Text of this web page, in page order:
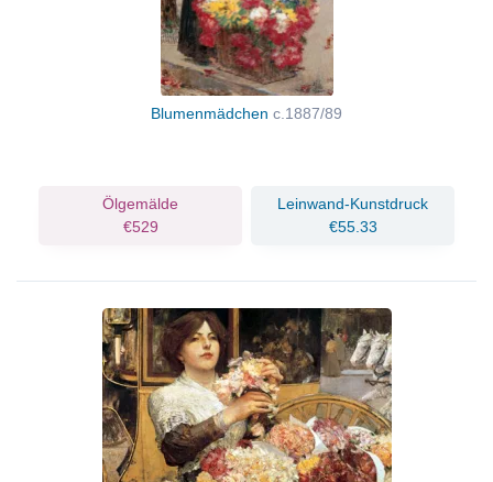
Blumenmädchen c.1887/89
Ölgemälde
€529
Leinwand-Kunstdruck
€55.33